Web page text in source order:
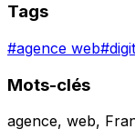
Tags
#agence web#
Mots-clés
agence, web,